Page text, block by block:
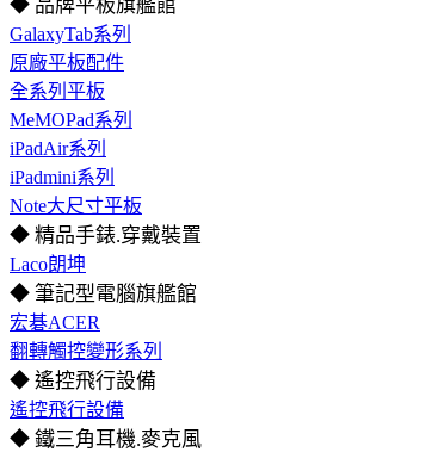
◆ 品牌平板旗艦館
GalaxyTab系列
原廠平板配件
全系列平板
MeMOPad系列
iPadAir系列
iPadmini系列
Note大尺寸平板
◆ 精品手錶.穿戴裝置
Laco朗坤
◆ 筆記型電腦旗艦館
宏碁ACER
翻轉觸控變形系列
◆ 遙控飛行設備
遙控飛行設備
◆ 鐵三角耳機.麥克風